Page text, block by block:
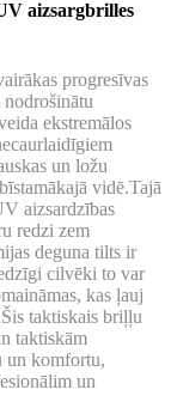
aizsargbrilles
progresīvas
ekstremālos
un ložu
vidē.Tajā
aizsardzības
redzi zem
deguna tilts ir
cilvēki to var
kas ļauj
taktiskais briļļu
taktiskām
un komfortu,
un